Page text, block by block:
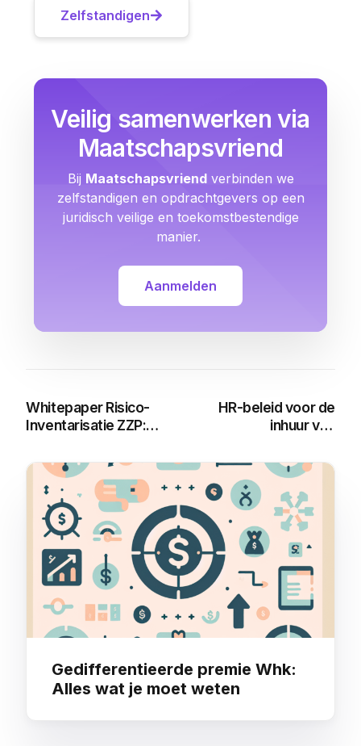
Zelfstandigen
Veilig samenwerken via
Maatschapsvriend
Bij Maatschapsvriendverbinden we
zelfstandigen en opdrachtgevers op een
juridisch veilige en toekomstbestendige
manier.
Aanmelden
Whitepaper Risico-
Inventarisatie ZZP:
Stappenplan
HR-beleid voor de
inhuur van
de Wet DBA
You may also like
Gedifferentieerde premie Whk:
Alles wat je moet weten